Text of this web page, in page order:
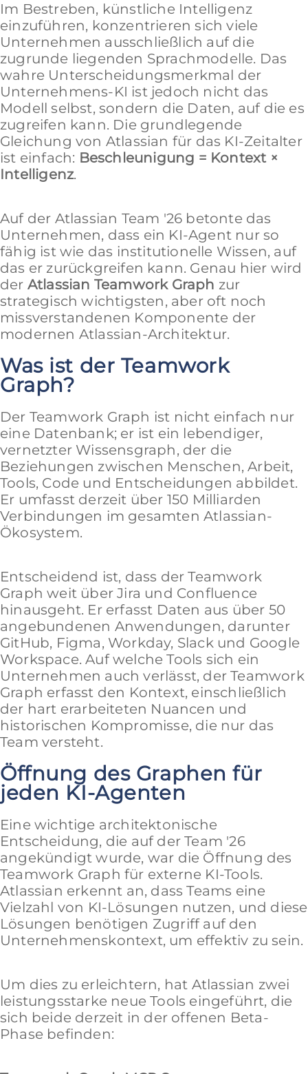
Im Bestreben, künstliche Intelligenz
einzuführen, konzentrieren sich viele
Unternehmen ausschließlich auf die
zugrunde liegenden Sprachmodelle. Das
wahre Unterscheidungsmerkmal der
Unternehmens-KI ist jedoch nicht das
Modell selbst, sondern die Daten, auf die es
zugreifen kann. Die grundlegende
Gleichung von Atlassian für das KI-Zeitalter
ist einfach: Beschleunigung = Kontext ×
Intelligenz.
Auf der Atlassian Team '26 betonte das
Unternehmen, dass ein KI-Agent nur so
fähig ist wie das institutionelle Wissen, auf
das er zurückgreifen kann. Genau hier wird
der Atlassian Teamwork Graph zur
strategisch wichtigsten, aber oft noch
missverstandenen Komponente der
modernen Atlassian-Architektur.
Was ist der Teamwork
Graph?
Der Teamwork Graph ist nicht einfach nur
eine Datenbank; er ist ein lebendiger,
vernetzter Wissensgraph, der die
Beziehungen zwischen Menschen, Arbeit,
Tools, Code und Entscheidungen abbildet.
Er umfasst derzeit über 150 Milliarden
Verbindungen im gesamten Atlassian-
Ökosystem.
Entscheidend ist, dass der Teamwork
Graph weit über Jira und Confluence
hinausgeht. Er erfasst Daten aus über 50
angebundenen Anwendungen, darunter
GitHub, Figma, Workday, Slack und Google
Workspace. Auf welche Tools sich ein
Unternehmen auch verlässt, der Teamwork
Graph erfasst den Kontext, einschließlich
der hart erarbeiteten Nuancen und
historischen Kompromisse, die nur das
Team versteht.
Öffnung des Graphen für
jeden KI-Agenten
Eine wichtige architektonische
Entscheidung, die auf der Team '26
angekündigt wurde, war die Öffnung des
Teamwork Graph für externe KI-Tools.
Atlassian erkennt an, dass Teams eine
Vielzahl von KI-Lösungen nutzen, und diese
Lösungen benötigen Zugriff auf den
Unternehmenskontext, um effektiv zu sein.
Um dies zu erleichtern, hat Atlassian zwei
leistungsstarke neue Tools eingeführt, die
sich beide derzeit in der offenen Beta-
Phase befinden: